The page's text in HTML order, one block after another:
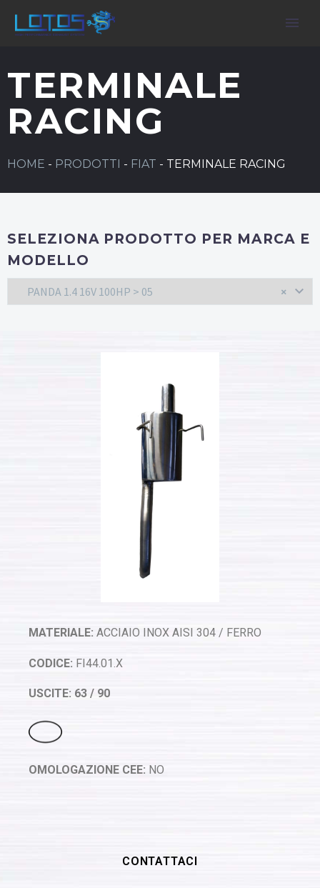
TERMINALE
RACING
HOME - PRODOTTI - FIAT - TERMINALE RACING
SELEZIONA PRODOTTO PER MARCA E
MODELLO
×
PANDA 1.4 16V 100HP > 05
MATERIALE: ACCIAIO INOX AISI 304 / FERRO
CODICE: FI44.01.X
USCITE: 63 / 90
OMOLOGAZIONE CEE: NO
CONTATTACI